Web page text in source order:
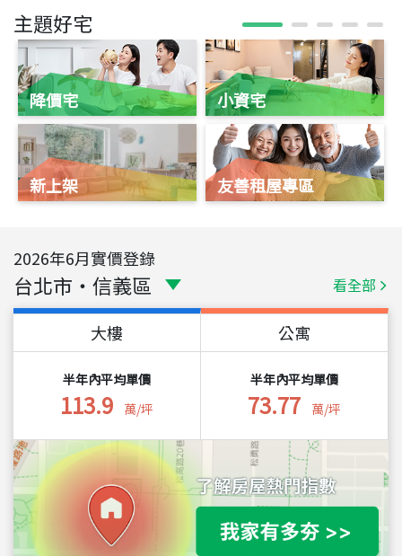
主題好宅
降價宅
新上架
小資宅
友善租屋專區
2026年6月實價登錄
台北市 ・ 信義區 看全部
大樓
半年內平均單價
113.9 萬/坪
公寓
半年內平均單價
73.77 萬/坪